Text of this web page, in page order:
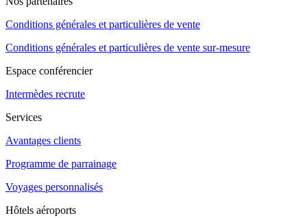
Conditions générales et particulières de vente
Conditions générales et particulières de vente sur-mesure
Espace conférencier
Intermèdes recrute
Services
Avantages clients
Programme de parrainage
Voyages personnalisés
Hôtels aéroports